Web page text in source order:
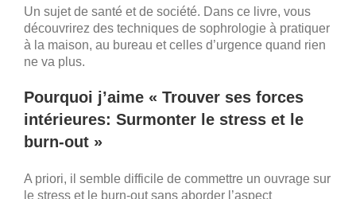
Un sujet de santé et de société. Dans ce livre, vous
découvrirez des techniques de sophrologie à pratiquer
à la maison, au bureau et celles d’urgence quand rien
ne va plus.
Pourquoi j’aime « Trouver ses forces
intérieures: Surmonter le stress et le
burn-out »
A priori, il semble difficile de commettre un ouvrage sur
le stress et le burn-out sans aborder l’aspect